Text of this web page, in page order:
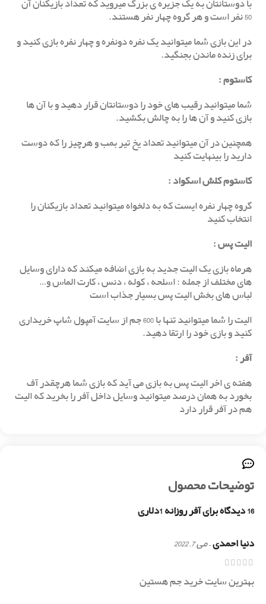
با دوستانتان به یک جزیره ی بزرگ میروید که تعداد بازیکنان آن
50 نفر است و هر گروه چهار نفر هستند.
در این بازی شما میتوانید یک نفره دونفره و چهار نفره بازی کنید و
برای زنده ماندن بجنگید.
کاستوم:
شما میتوانید رقیب های خود را دوستانتان قرار دهید و با آن ها
بازی کنید و آن ها را به چالش بکشید.
همچنین در آن میتوانید تعداد یخ تیر بمب و هرچیز را که دوست
دارید را بینهایت کنید
کاستوم کلش اسکواد :
گروه چهار نفره ایست که به دلخواه میتوانید تعداد بازیکنان را
انتخاب کنید
الیت پس:
هرماه بازی یک الیت جدید به بازی اضافه میکند که دارای وسایل
های مختلف از جمله : اسلحه ، کوله ، دنس ، کارت الماس و…
لباس های بخش الیت پس بسیار جذاب است
الیت را شما میتوانید تنها با 600 جم از سایت آمپول شاپ خریداری
کنید و بازی خود را ارتقا دهید.
آفر:
هفته ی اخر الیت پس به بازی می آید که بازی شما هرچقدر آف
بخورد به همان درصد میتوانید وسایل داخل آفر را بخرید که الیت
هم در آفر قرار دارد
توضیحات محصول
16 دیدگاه برای آفر روزانه 1دلاری
دنیا احمدی–می 7, 2022
بهترین سایت خرید جم هستین